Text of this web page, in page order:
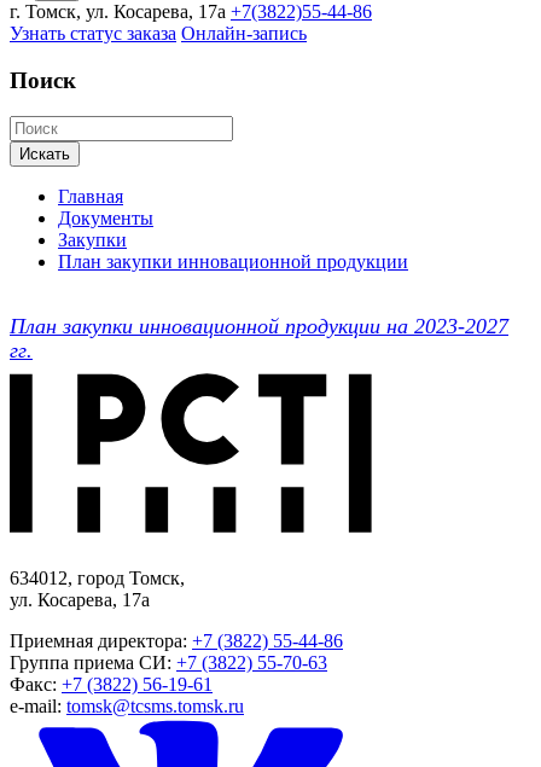
г. Томск, ул. Косарева, 17а +7(3822)55-44-86
Узнать статус заказа Онлайн-запись
Поиск
Искать
Главная
Документы
Закупки
План закупки инновационной продукции
План закупки инновационной продукции на 2023-2027
гг.
634012, город Томск,
ул. Косарева, 17а
Приемная директора: +7 (3822) 55-44-86
Группа приема СИ: +7 (3822) 55-70-63
Факс: +7 (3822) 56-19-61
e-mail: tomsk@tcsms.tomsk.ru